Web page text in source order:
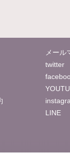
メール
twitter
LINE